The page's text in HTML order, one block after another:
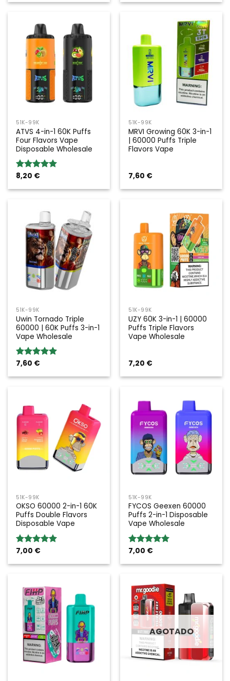
5
5
51K-99K
ATVS 4-in-1 60K Puffs
Four Flavors Vape
Disposable Wholesale
Valoración:
5
8,20 €
51K-99K
MRVI Growing 60K 3-in-1
| 60000 Puffs Triple
Flavors Vape
7,60 €
51K-99K
Uwin Tornado Triple
60000 | 60K Puffs 3-in-1
Vape Wholesale
Valoración:
5
7,60 €
51K-99K
UZY 60K 3-in-1 | 60000
Puffs Triple Flavors
Vape Wholesale
7,20 €
51K-99K
OKSO 60000 2-in-1 60K
Puffs Double Flavors
Disposable Vape
Valoración:
5
7,00 €
51K-99K
FYCOS Geexen 60000
Puffs 2-in-1 Disposable
Vape Wholesale
Valoración:
5
7,00 €
AGOTADO